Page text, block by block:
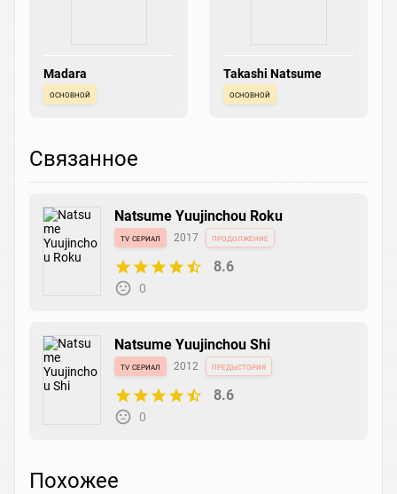
Madara
основной
Takashi Natsume
основной
Связанное
Natsume Yuujinchou Roku
tv сериал 2017 продолжение
8.6
0
Natsume Yuujinchou Shi
tv сериал 2012 предыстория
8.6
0
Похожее